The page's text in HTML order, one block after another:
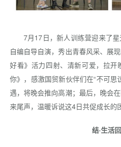
7月17日，新人训练营迎来了
自编自导自演，秀出青春风采、展
好看》活力四射、清新可爱，拉开
你》，感激国贸新伙伴们在“不可思
遇，将晚会推向高潮；最后，晚会
来尾声，温暖诉说这4日共促成长的
结·生活